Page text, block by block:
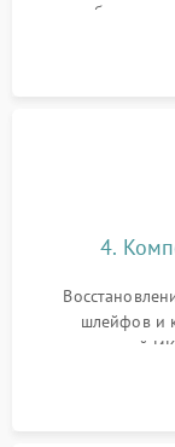
шумов и
4.
шлейфов и
неисправной
очистка плат и